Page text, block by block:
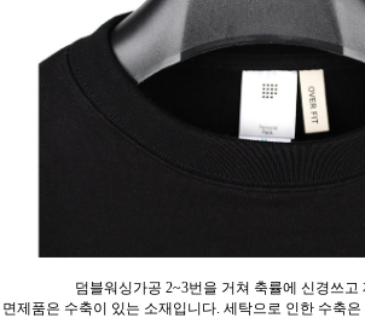
덤블워싱가공 2~3번을 거쳐 축률에 신경쓰고
면제품은 수축이 있는 소재입니다. 세탁으로 인한 수축